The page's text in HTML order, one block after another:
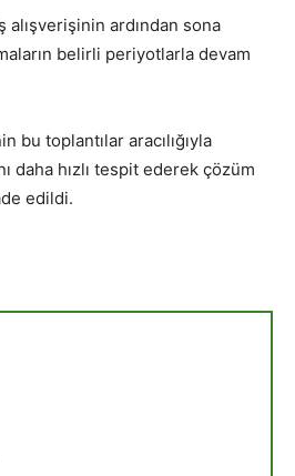
alışverişinin ardından sona
belirli periyotlarla devam
bu toplantılar aracılığıyla
daha hızlı tespit ederek çözüm
edildi.